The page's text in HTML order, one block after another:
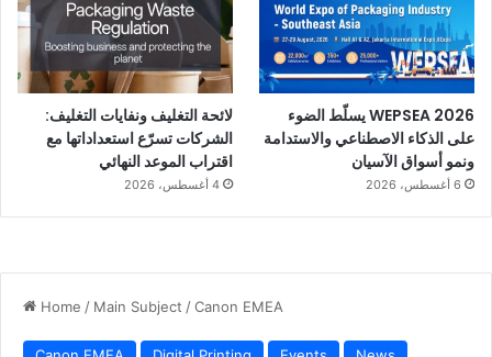
WEPSEA 2026 يسلّط الضوء
على الذكاء الاصطناعي والاستدامة
ونمو أسواق الآسيان
6 أغسطس، 2026
لائحة التغليف ونفايات التغليف:
الشركات تسرّع استعداداتها مع
اقتراب الموعد النهائي
4 أغسطس، 2026